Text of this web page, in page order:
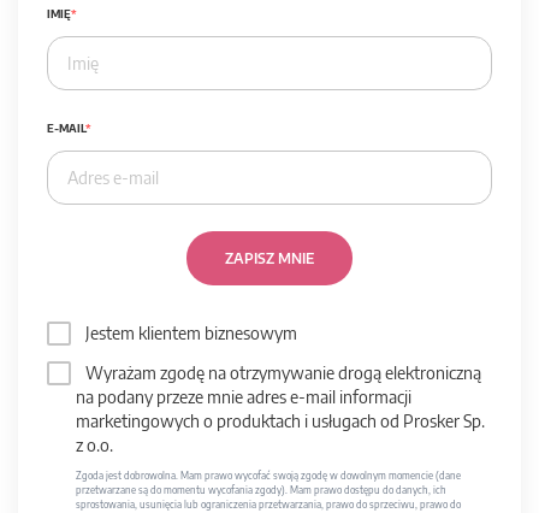
IMIĘ
E-MAIL
ZAPISZ MNIE
Jestem klientem biznesowym
Wyrażam zgodę na otrzymywanie drogą elektroniczną
na podany przeze mnie adres e-mail informacji
marketingowych o produktach i usługach od Prosker Sp.
z o.o.
Zgoda jest dobrowolna. Mam prawo wycofać swoją zgodę w dowolnym momencie (dane
przetwarzane są do momentu wycofania zgody). Mam prawo dostępu do danych, ich
sprostowania, usunięcia lub ograniczenia przetwarzania, prawo do sprzeciwu, prawo do